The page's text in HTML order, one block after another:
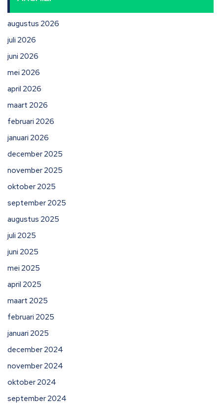
augustus 2026
juli 2026
juni 2026
mei 2026
april 2026
maart 2026
februari 2026
januari 2026
december 2025
november 2025
oktober 2025
september 2025
augustus 2025
juli 2025
juni 2025
mei 2025
april 2025
maart 2025
februari 2025
januari 2025
december 2024
november 2024
oktober 2024
september 2024